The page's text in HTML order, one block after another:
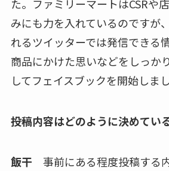
た。ファミリーマートはCSRや
みにも力を入れているのですが
れるツイッターでは発信できる
商品にかけた思いなどをしっか
してフェイスブックを開始しまし
――投稿内容はどのように決めてい
飯干 事前にある程度投稿する